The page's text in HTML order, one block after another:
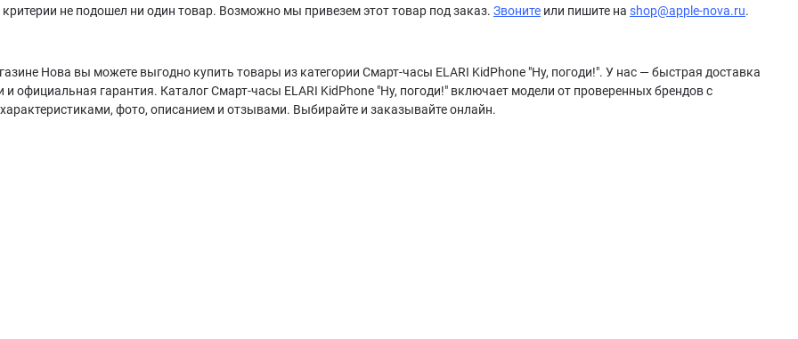
не подошел ни один товар. Возможно мы привезем этот товар под заказ. Звоните или пишите на shop@apple-nova.ru.
Нова вы можете выгодно купить товары из категории Смарт-часы ELARI KidPhone "Ну, погоди!". У нас — быстрая доставка
и официальная гарантия. Каталог Смарт-часы ELARI KidPhone "Ну, погоди!" включает модели от проверенных брендов с
фото, описанием и отзывами. Выбирайте и заказывайте онлайн.